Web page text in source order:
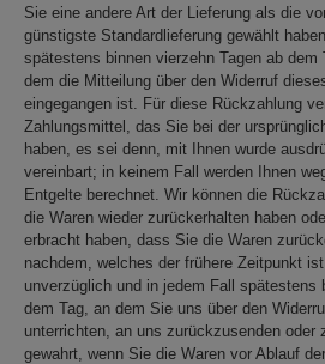
Sie eine andere Art der Lieferung als die
günstigste Standardlieferung gewählt
spätestens binnen vierzehn Tagen ab
dem die Mitteilung über den Widerruf
eingegangen ist. Für diese Rückzahlung
Zahlungsmittel, das Sie bei der
haben, es sei denn, mit Ihnen wurde
vereinbart; in keinem Fall werden Ihnen
Entgelte berechnet. Wir können die
die Waren wieder zurückerhalten haben
erbracht haben, dass Sie die Waren
nachdem, welches der frühere Zeitpunkt
unverzüglich und in jedem Fall spätestens
dem Tag, an dem Sie uns über den
unterrichten, an uns zurückzusenden oder
gewahrt, wenn Sie die Waren vor Ablauf